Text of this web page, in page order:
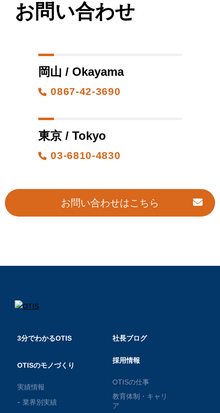
お問い合わせ
岡山 / Okayama
0867-42-3690
東京 / Tokyo
03-6810-4830
お問い合わせはこちら
3分でわかるOTIS
OTISのモノづくり
実績情報
業界別実績
社長ブログ
採用情報
OTISの仕事
教育体制・キャリ
ア